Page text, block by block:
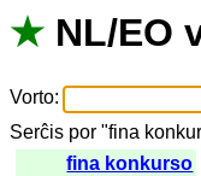
★ NL/EO
Vorto:
Serĉis por "fina
fina konkurso